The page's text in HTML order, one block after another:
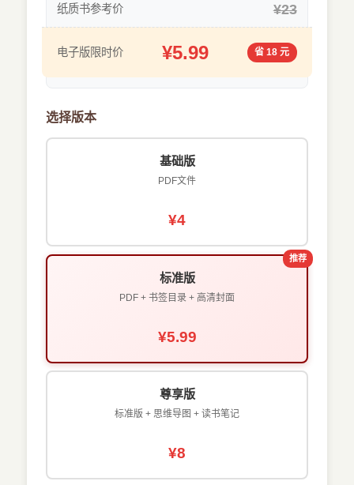
纸质书参考价 ¥23
电子版限时价 ¥5.99 省 18 元
选择版本
基础版
PDF文件
¥4
推荐
标准版
PDF + 书签目录 + 高清封面
¥5.99
尊享版
标准版 + 思维导图 + 读书笔记
¥8